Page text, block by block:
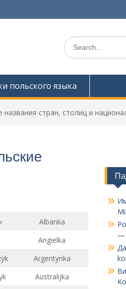
Search
for:
польского языка
стран, столиц и
Albanka
Angielka
Argentynka
Australijka
—